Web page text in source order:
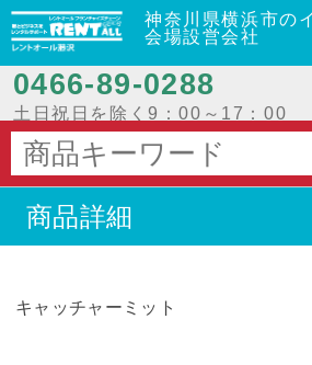
神奈川県横浜市の
会場設営会社
0466‐89‐0288
土日祝日を除く9：00～17：00
商品詳細
キャッチャーミット